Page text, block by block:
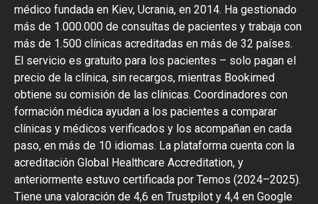
médico fundada en Kiev, Ucrania, en 2014. Ha gestionado
más de 1.000.000 de consultas de pacientes y trabaja con
más de 1.500 clínicas acreditadas en más de 32 países.
El servicio es gratuito para los pacientes – solo pagan el
precio de la clínica, sin recargos, mientras Bookimed
obtiene su comisión de las clínicas. Coordinadores con
formación médica ayudan a los pacientes a comparar
clínicas y médicos verificados y los acompañan en cada
paso, en más de 10 idiomas. La plataforma cuenta con la
acreditación Global Healthcare Accreditation, y
anteriormente estuvo certificada por Temos (2024–2025).
Tiene una valoración de 4,6 en Trustpilot y 4,4 en Google